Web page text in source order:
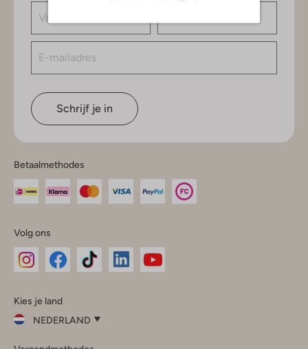
Schrijf je in
Betaalmethodes
Volg ons
InstagramFacebook
Kies je land
NEDERLAND